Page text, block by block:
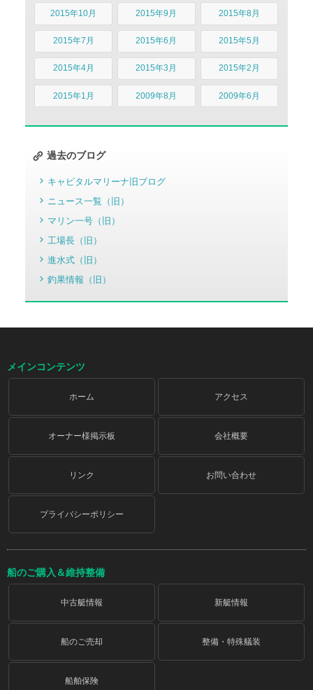
2015年10月 2015年9月 2015年8月
2015年7月 2015年6月 2015年5月
2015年4月 2015年3月 2015年2月
2015年1月 2009年8月 2009年6月
過去のブログ
キャピタルマリーナ旧ブログ
ニュース一覧（旧）
マリン一号（旧）
工場長（旧）
進水式（旧）
釣果情報（旧）
メインコンテンツ
ホーム アクセス
オーナー様掲示板 会社概要
リンク お問い合わせ
プライバシーポリシー
船のご購入＆維持整備
中古艇情報 新艇情報
船のご売却 整備・特殊艤装
船舶保険